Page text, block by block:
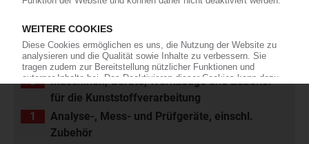
8
Kunststoffrohstoffe, Hilfsstoffe, Chemikalien
16
Kunststoffverarbeitung, Prüfung, Entwicklung
8
Halbzeuge
14
Kunststoff-Fertigerzeugnisse
5
Maschinen, Geräte, Werkzeuge und Zubehör
für die Kunststoffverarbeitung
1
Analyse-, Mess- und Prüfgeräte, einschl.
Zubehör